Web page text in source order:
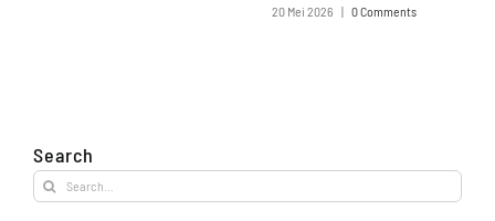
20 Mei 2026 | 0 Comments
Search
Search
for: